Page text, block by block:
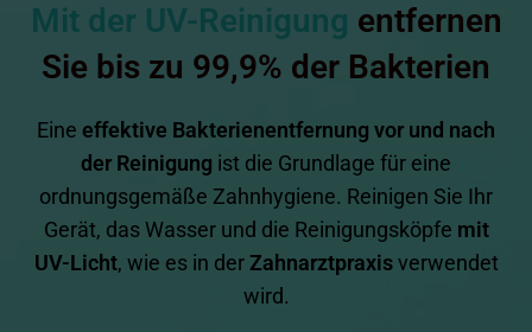
Mit der UV-Reinigung entfernen
Sie bis zu 99,9% der Bakterien
Eine effektive Bakterienentfernung vor und nach
der Reinigung ist die Grundlage für eine
ordnungsgemäße Zahnhygiene. Reinigen Sie Ihr
Gerät, das Wasser und die Reinigungsköpfe mit
UV-Licht, wie es in der Zahnarztpraxisverwendet
wird.